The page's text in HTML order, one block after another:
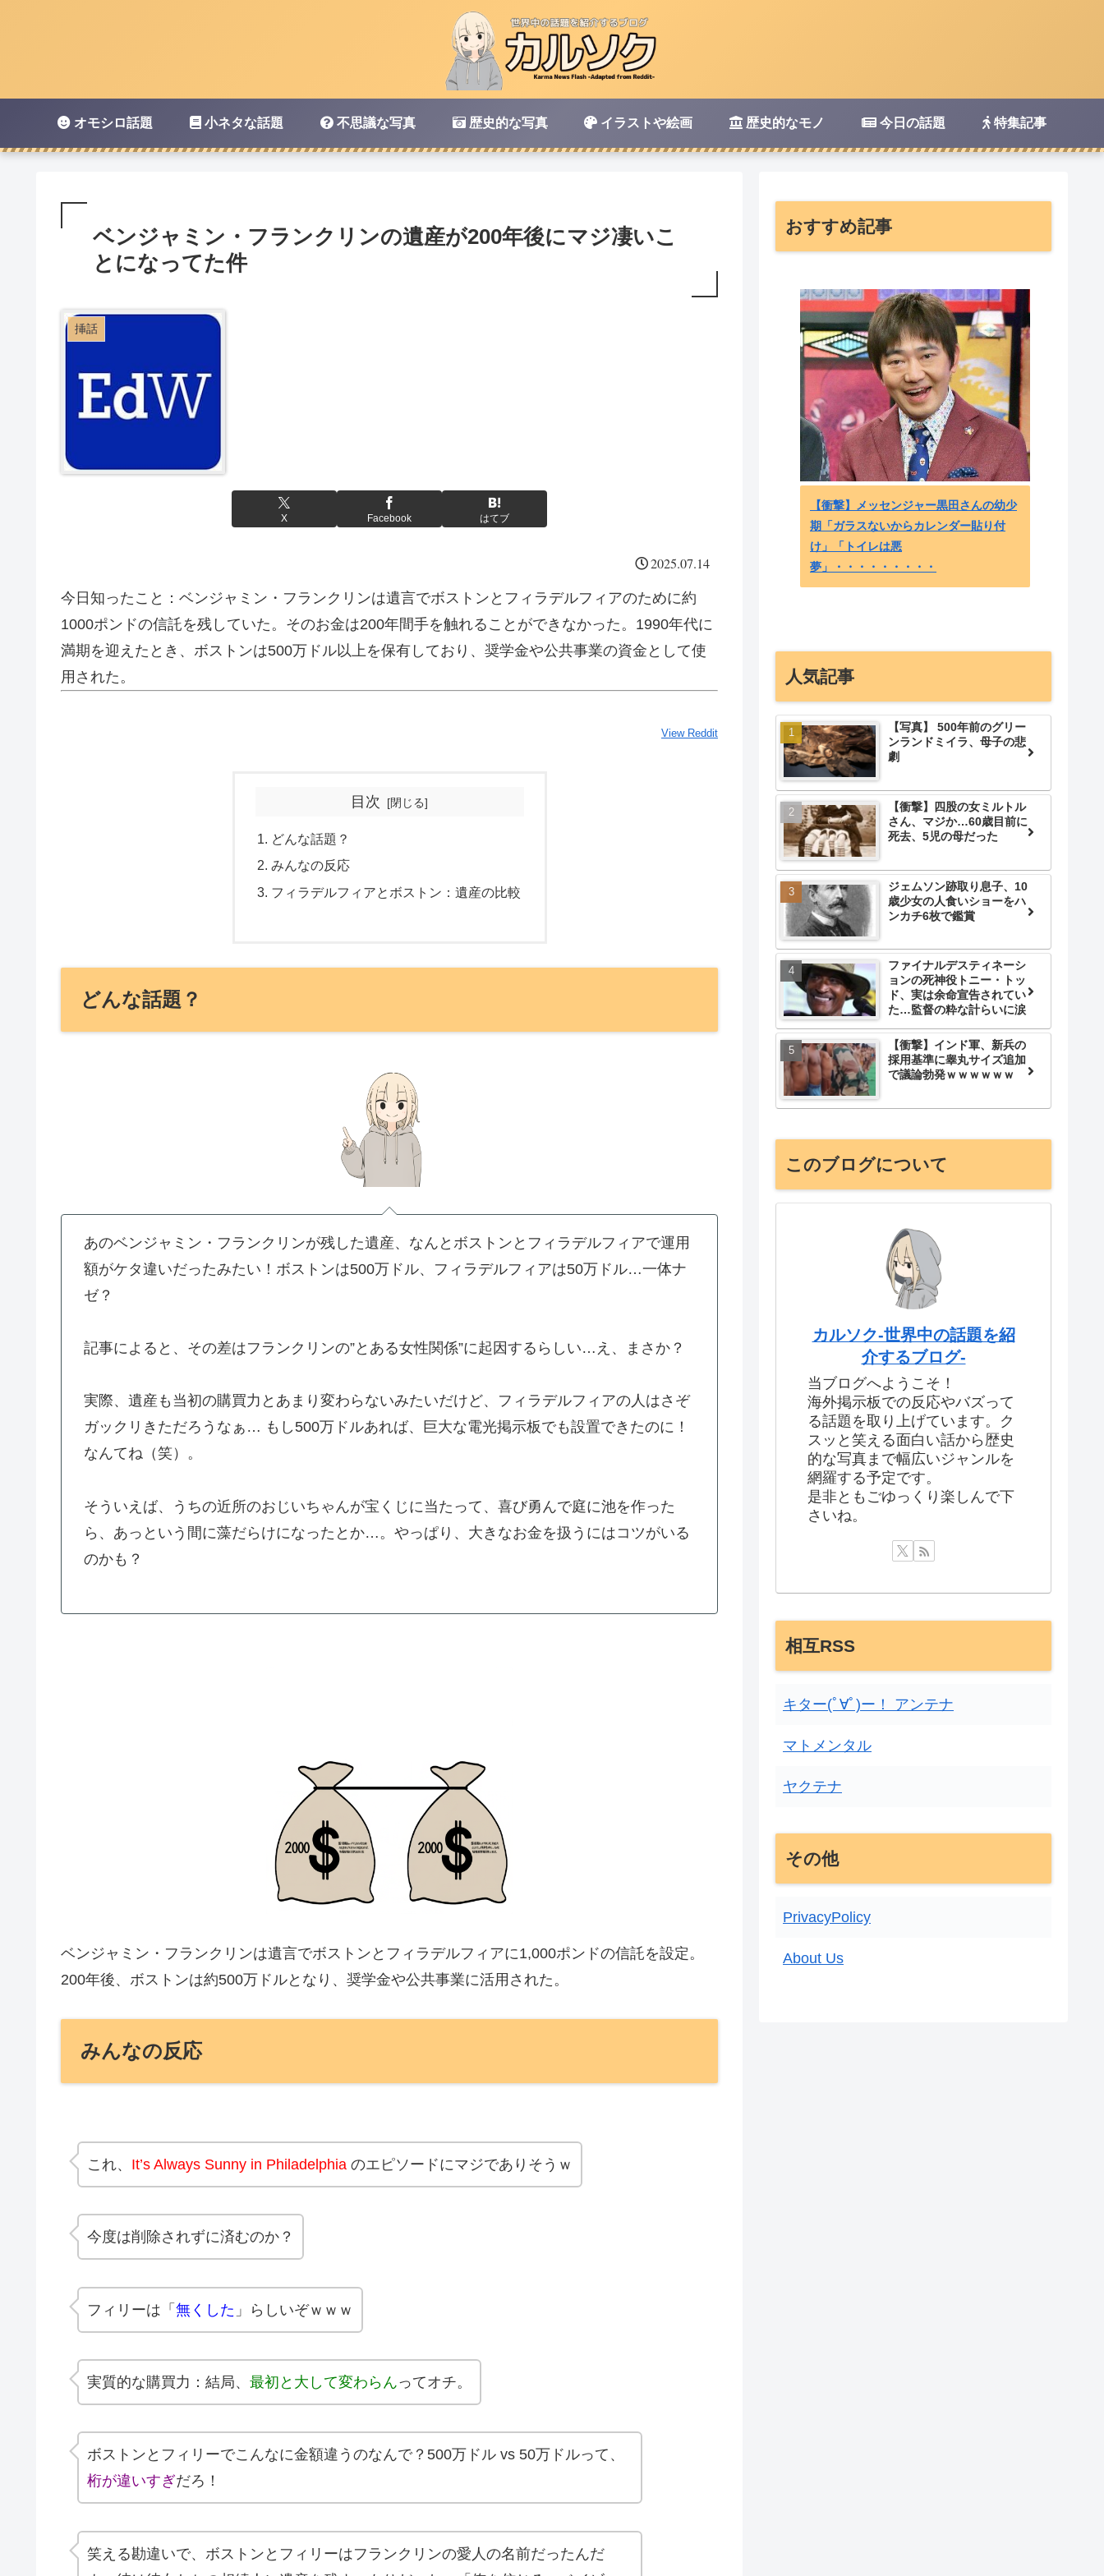
オモシロ話題 小ネタな話題 不思議な写真 歴史的な写真 イラストや絵画 歴史的なモノ 今日の話題 特集記事
ベンジャミン・フランクリンの遺産が200年後にマジ凄いこ
とになってた件
挿話
X Facebook はてブ
2025.07.14
今日知ったこと：ベンジャミン・フランクリンは遺言でボストンとフィラデルフィアのために約
1000ポンドの信託を残していた。そのお金は200年間手を触れることができなかった。1990年代に
満期を迎えたとき、ボストンは500万ドル以上を保有しており、奨学金や公共事業の資金として使
用された。
View Reddit
目次
どんな話題？
みんなの反応
フィラデルフィアとボストン：遺産の比較
どんな話題？
あのベンジャミン・フランクリンが残した遺産、なんとボストンとフィラデルフィアで運用
額がケタ違いだったみたい！ボストンは500万ドル、フィラデルフィアは50万ドル…一体ナ
ゼ？
記事によると、その差はフランクリンの”とある女性関係”に起因するらしい…え、まさか？
実際、遺産も当初の購買力とあまり変わらないみたいだけど、フィラデルフィアの人はさぞ
ガックリきただろうなぁ… もし500万ドルあれば、巨大な電光掲示板でも設置できたのに！
なんてね（笑）。
そういえば、うちの近所のおじいちゃんが宝くじに当たって、喜び勇んで庭に池を作った
ら、あっという間に藻だらけになったとか…。やっぱり、大きなお金を扱うにはコツがいる
のかも？
ベンジャミン・フランクリンは遺言でボストンとフィラデルフィアに1,000ポンドの信託を設定。
200年後、ボストンは約500万ドルとなり、奨学金や公共事業に活用された。
みんなの反応
これ、 It’s Always Sunny in Philadelphia のエピソードにマジでありそうｗ
今度は削除されずに済むのか？
フィリーは「 無くした 」らしいぞｗｗｗ
実質的な購買力：結局、 最初と大して変わらんってオチ。
ボストンとフィリーでこんなに金額違うのなんで？500万ドル vs 50万ドルって、
桁が違いすぎだろ！
笑える勘違いで、ボストンとフィリーはフランクリンの愛人の名前だったんだ
おすすめ記事
【衝撃】メッセンジャー黒田さんの幼少
期「ガラスないからカレンダー貼り付
け」「トイレは悪
夢」・・・・・・・・・
人気記事
【写真】 500年前のグリー
ンランドミイラ、母子の悲
劇
【衝撃】四股の女ミルトル
さん、マジか…60歳目前に
死去、5児の母だった
ジェムソン跡取り息子、10
歳少女の人食いショーをハ
ンカチ6枚で鑑賞
ファイナルデスティネーシ
ョンの死神役トニー・トッ
ド、実は余命宣告されてい
た…監督の粋な計らいに涙
【衝撃】インド軍、新兵の
採用基準に睾丸サイズ追加
で議論勃発ｗｗｗｗｗｗ
このブログについて
カルソク-世界中の話題を紹
介するブログ-
当ブログへようこそ！
海外掲示板での反応やバズって
る話題を取り上げています。ク
スッと笑える面白い話から歴史
的な写真まで幅広いジャンルを
網羅する予定です。
是非ともごゆっくり楽しんで下
さいね。
相互RSS
キター(ﾟ∀ﾟ)ー！ アンテナ
マトメンタル
ヤクテナ
その他
PrivacyPolicy
About Us